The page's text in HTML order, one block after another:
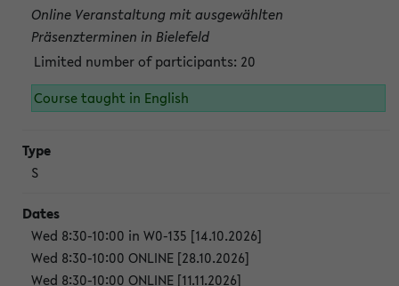
Online Veranstaltung mit ausgewählten
Präsenzterminen in Bielefeld
Limited number of participants: 20
Course taught in English
S
Wed 8:30-10:00 in W0-135 [14.10.2026]
Wed 8:30-10:00 ONLINE [28.10.2026]
Wed 8:30-10:00 ONLINE [11.11.2026]